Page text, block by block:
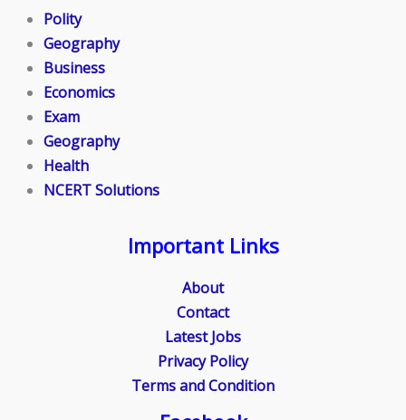
Polity
Geography
Business
Economics
Exam
Geography
Health
NCERT Solutions
Important Links
About
Contact
Latest Jobs
Privacy Policy
Terms and Condition